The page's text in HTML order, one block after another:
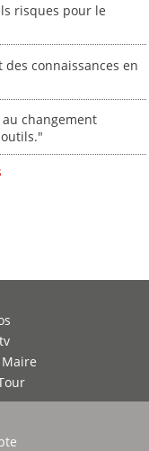
risques pour le
connaissances en
changement